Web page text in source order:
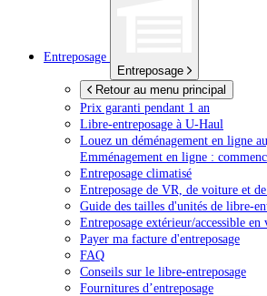
Entreposage
Entreposage
Retour au menu principal
Prix garanti pendant 1 an
Libre-entreposage à U-Haul
Louez un déménagement en ligne
Emménagement en ligne :
Entreposage climatisé
Entreposage de VR, de voiture et de
Guide des tailles d'unités de libre-
Entreposage extérieur/accessible en
Payer ma facture d'entreposage
FAQ
Conseils sur le libre-entreposage
Fournitures d’entreposage